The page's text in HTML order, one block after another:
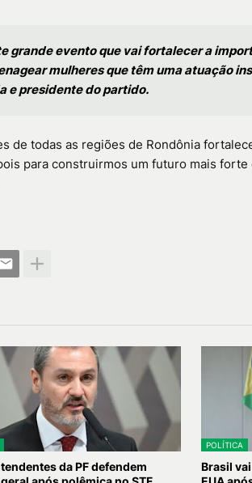
grande evento que vai fortalecer a
mulheres que têm uma atuação
e presidente do partido.
de todas as regiões de Rondônia
para construirmos um futuro mais
da PF defendem
POLÍTICA
Brasil